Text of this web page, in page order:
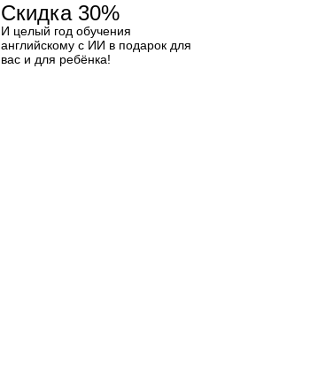
Скидка 30%
И целый год обучения
английскому с ИИ в подарок для
вас и для ребёнка!